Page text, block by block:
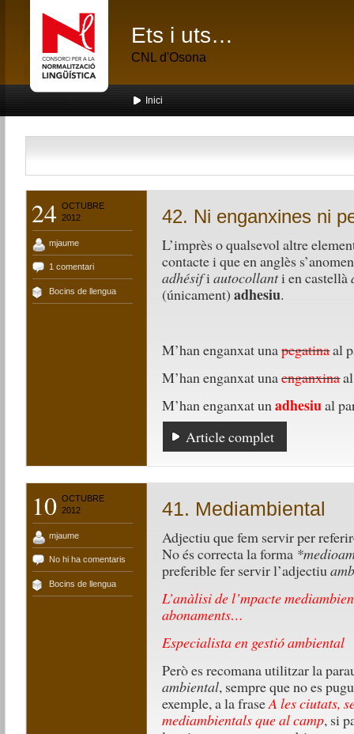
Ets i uts…
CNL d'Osona
Inici
24
OCTUBRE
2012
mjaume
1 comentari
Bocins de llengua
42. Ni enganxines ni
L’imprès o qualsevol altre
contacte i que en anglès
adhésifiautocollanti en castellà
(únicament)adhesiu.
M’han enganxat unapegatinaal
M’han enganxat unaenganxinaal
M’han enganxat unadhesiual
Article complet
10 OCTUBRE
2012
mjaume
No hi ha comentaris
Bocins de llengua
41. Mediambiental
Adjectiu que fem servir per
No és correcta la forma
preferible fer servir l’adjectiu
L’anàlisi de l’mpacte
abonaments…
Especialista en gestió ambiental
Però es recomana utilitzar la
ambiental, sempre que no es
exemple, a la fraseA les ciutats,
mediambientals que al camp, si